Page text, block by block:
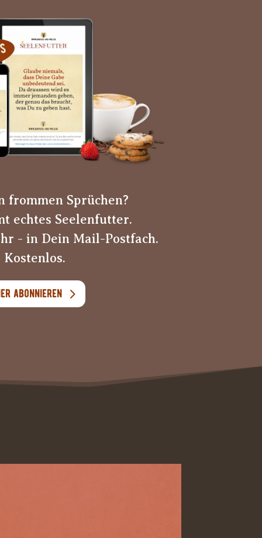
frommen Sprüchen?
echtes Seelenfutter.
- in Dein Mail-Postfach.
Kostenlos.
Abonnieren